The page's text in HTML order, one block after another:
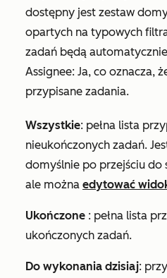
dostępny jest zestaw
opartych na typowych
zadań będą
Assignee: Ja, co oznacza,
przypisane zadania.
Wszystkie: pełna lista
nieukończonych zadań.
domyślnie po przejściu do
ale można edytować
Ukończone : pełna lista
ukończonych zadań.
Do wykonania dzisiaj: